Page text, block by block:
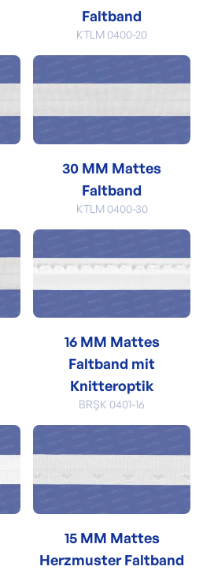
Faltband
KTLM 0400-20
30 MM Mattes
Faltband
KTLM 0400-30
16 MM Mattes
Faltband mit
Knitteroptik
BRŞK 0401-16
15 MM Mattes
Herzmuster Faltband